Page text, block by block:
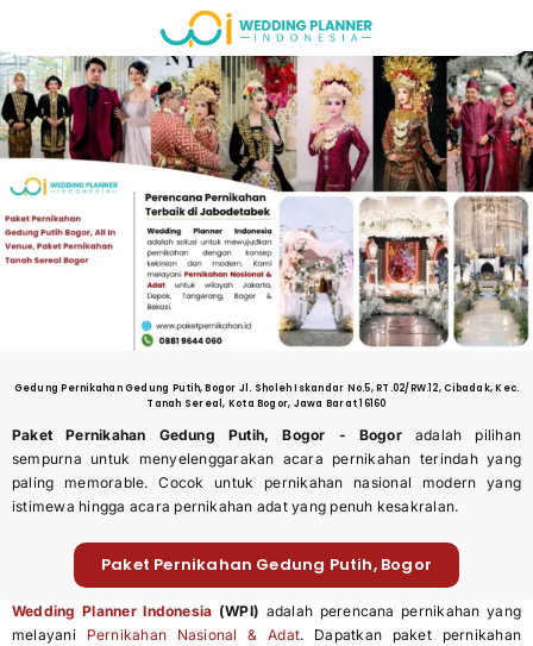
to
content
Gedung Pernikahan Gedung Putih, Bogor Jl. Sholeh Iskandar No.5, RT.02/RW.12, Cibadak, Kec.
Tanah Sereal, Kota Bogor, Jawa Barat 16160
Paket Pernikahan Gedung Putih, Bogor - Bogoradalah pilihan
sempurna untuk menyelenggarakan acara pernikahan terindah yang
paling memorable. Cocok untuk pernikahan nasional modern yang
istimewa hingga acara pernikahan adat yang penuh kesakralan.
Paket Pernikahan Gedung Putih, Bogor
Wedding Planner Indonesia (WPI) adalah perencana pernikahan yang
melayani Pernikahan Nasional & Adat. Dapatkan paket pernikahan